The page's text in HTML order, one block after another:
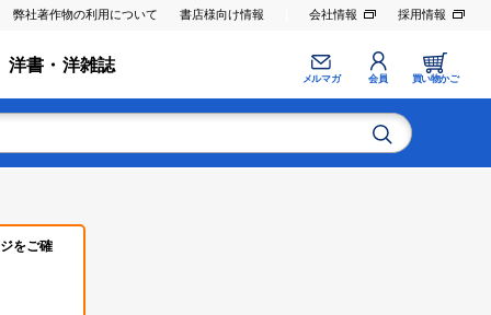
弊社著作物の利用について 書店様向け情報 会社情報 採用情報
洋書・洋雑誌
メルマガ 会員 買い物かご
をご確